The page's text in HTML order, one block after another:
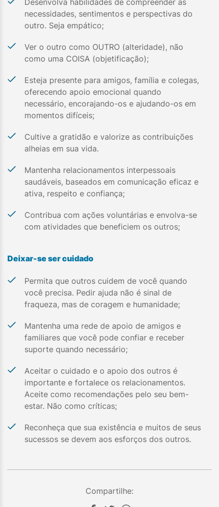
Desenvolva habilidades de compreender as
necessidades, sentimentos e perspectivas do
outro. Seja empático;
Ver o outro como OUTRO (alteridade), não
como uma COISA (objetificação);
Esteja presente para amigos, família e colegas,
oferecendo apoio emocional quando
necessário, encorajando-os e ajudando-os em
momentos difíceis;
Cultive a gratidão e valorize as contribuições
alheias em sua vida.
Mantenha relacionamentos interpessoais
saudáveis, baseados em comunicação eficaz e
ativa, respeito e confiança;
Contribua com ações voluntárias e envolva-se
com atividades que beneficiem os outros;
Deixar-se ser cuidado
Permita que outros cuidem de você quando
você precisa. Pedir ajuda não é sinal de
fraqueza, mas de coragem e humanidade;
Mantenha uma rede de apoio de amigos e
familiares que você pode confiar e receber
suporte quando necessário;
Aceitar o cuidado e o apoio dos outros é
importante e fortalece os relacionamentos.
Aceite como recomendações pelo seu bem-
estar. Não como críticas;
Reconheça que sua existência e muitos de seus
sucessos se devem aos esforços dos outros.
Compartilhe: